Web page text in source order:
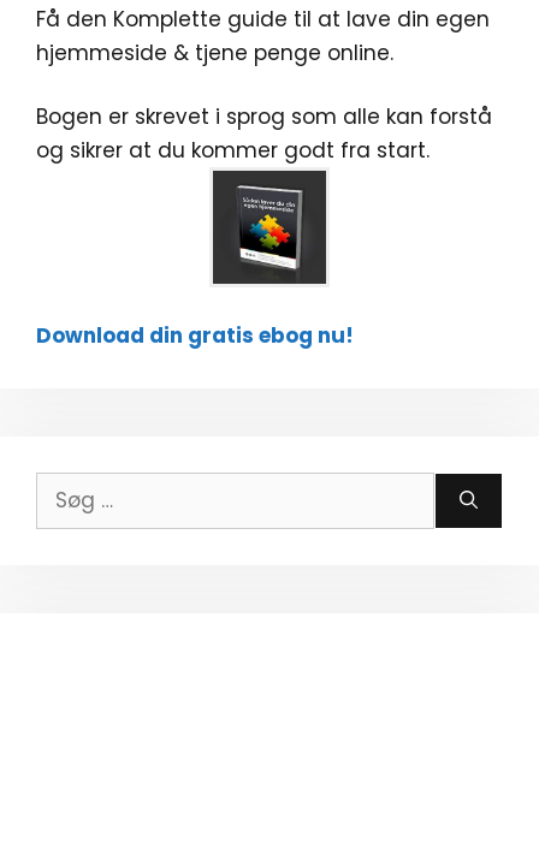
Få den Komplette guide til at lave din egen
hjemmeside & tjene penge online.
Bogen er skrevet i sprog som alle kan forstå
og sikrer at du kommer godt fra start.
Download din gratis ebog nu!
Søg
efter: